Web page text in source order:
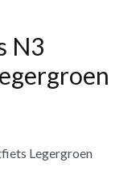
N3
Legergroen